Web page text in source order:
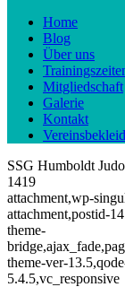
Home
Blog
Über uns
Mitgliedschaft
Galerie
Kontakt
SSG Humboldt
1419
attachment,wp-
attachment,postid-
theme-
theme-ver-
5.4.5,vc_responsive